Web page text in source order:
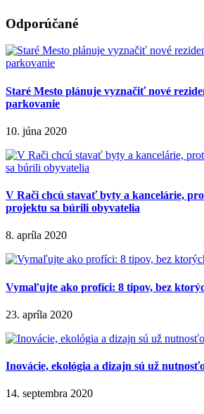
Odporúčané
Staré Mesto plánuje vyznačiť nové
parkovanie
10. júna 2020
V Rači chcú stavať byty a kancelárie,
projektu sa búrili obyvatelia
8. apríla 2020
Vymaľujte ako profíci: 8 tipov, bez
23. apríla 2020
Inovácie, ekológia a dizajn sú už
14. septembra 2020